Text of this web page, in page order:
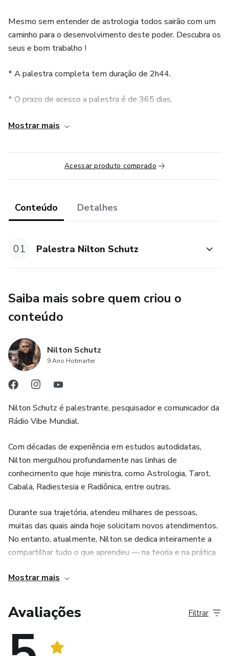
Mesmo sem entender de astrologia todos sairão com um
caminho para o desenvolvimento deste poder. Descubra os
seus e bom trabalho !
* A palestra completa tem duração de 2h44.
* O prazo de acesso a palestra é de 365 dias.
* É necessário ter conexão com a internet para assistir a
OBS: PARA SABER OS SETORES TRABALHADOS
NESTA PALESTRA COM BASE NO SEU MAPA
MAIL PARA : suporte@niltonschutz.com.br e informe seus
dados de nascimento:
Mostrar mais
Acessar produto comprado
Conteúdo Detalhes
01 Palestra Nilton Schutz
Saiba mais sobre quem criou o
conteúdo
Nilton Schutz
9 Ano Hotmarter
Nilton Schutz é palestrante, pesquisador e comunicador da
Rádio Vibe Mundial.
Com décadas de experiência em estudos autodidatas,
Nilton mergulhou profundamente nas linhas de
conhecimento que hoje ministra, como Astrologia, Tarot,
Cabala, Radiestesia e Radiônica, entre outras.
Durante sua trajetória, atendeu milhares de pessoas,
muitas das quais ainda hoje solicitam novos atendimentos.
No entanto, atualmente, Nilton se dedica inteiramente a
compartilhar tudo o que aprendeu — na teoria e na prática
formato online, onde desenvolveu uma metodologia
aplicação prática do que aprende.
Sua missão é conscientizar as pessoas para que saibam
viver o conhecimento no cotidiano, transformando teoria
Mostrar mais
Avaliações Filtrar